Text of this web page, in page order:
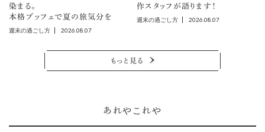
染まる。
本格ブッフェで夏の旅気分を
週末の過ごし方 2026.08.07
作スタッフが語ります！
週末の過ごし方 2026.08.07
もっと見る
あれやこれや